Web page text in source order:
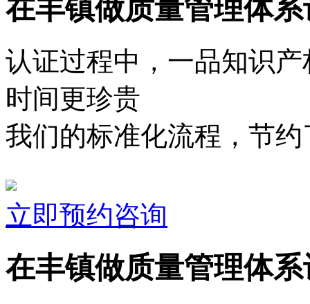
在丰镇做质量管理体
认证过程中，一品知识
时间更珍贵
我们的标准化流程，节
立即预约咨询
在丰镇做质量管理体